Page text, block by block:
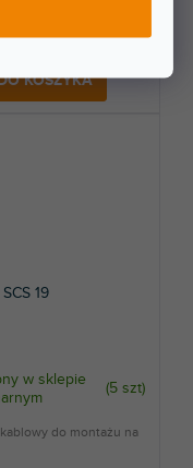
KOSZYKA
19
w sklepie
(5 szt)
do montażu na